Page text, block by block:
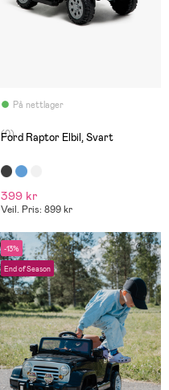
På nettlager
(0)
Ford Raptor Elbil, Svart
399 kr
Veil. Pris: 899 kr
-13%
End of Season